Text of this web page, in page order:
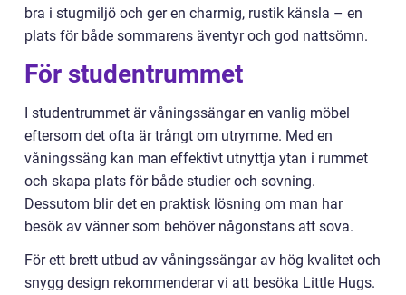
bra i stugmiljö och ger en charmig, rustik känsla – en
plats för både sommarens äventyr och god nattsömn.
För studentrummet
I studentrummet är våningssängar en vanlig möbel
eftersom det ofta är trångt om utrymme. Med en
våningssäng kan man effektivt utnyttja ytan i rummet
och skapa plats för både studier och sovning.
Dessutom blir det en praktisk lösning om man har
besök av vänner som behöver någonstans att sova.
För ett brett utbud av våningssängar av hög kvalitet och
snygg design rekommenderar vi att besöka Little Hugs.